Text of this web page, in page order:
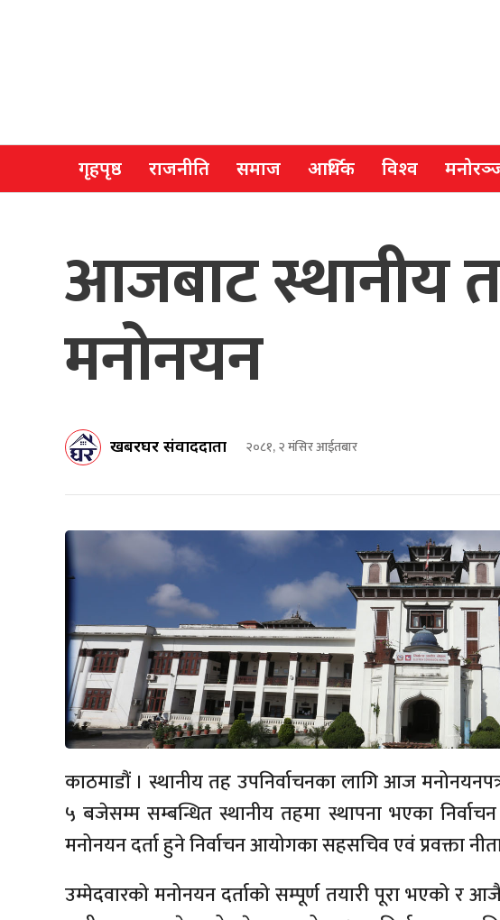
गृहपृष्ठ राजनीति समाज आर्थिक विश्व
आजबाट स्थानीय
मनोनयन
खबरघर संवाददाता २०८१, २ मंसिर आईतबार
काठमाडौं । स्थानीय तह उपनिर्वाचनका लागि आज
५ बजेसम्म सम्बन्धित स्थानीय तहमा स्थापना भएका
मनोनयन दर्ता हुने निर्वाचन आयोगका सहसचिव एवं प्रवक्ता
उम्मेदवारको मनोनयन दर्ताको सम्पूर्ण तयारी पूरा भएको